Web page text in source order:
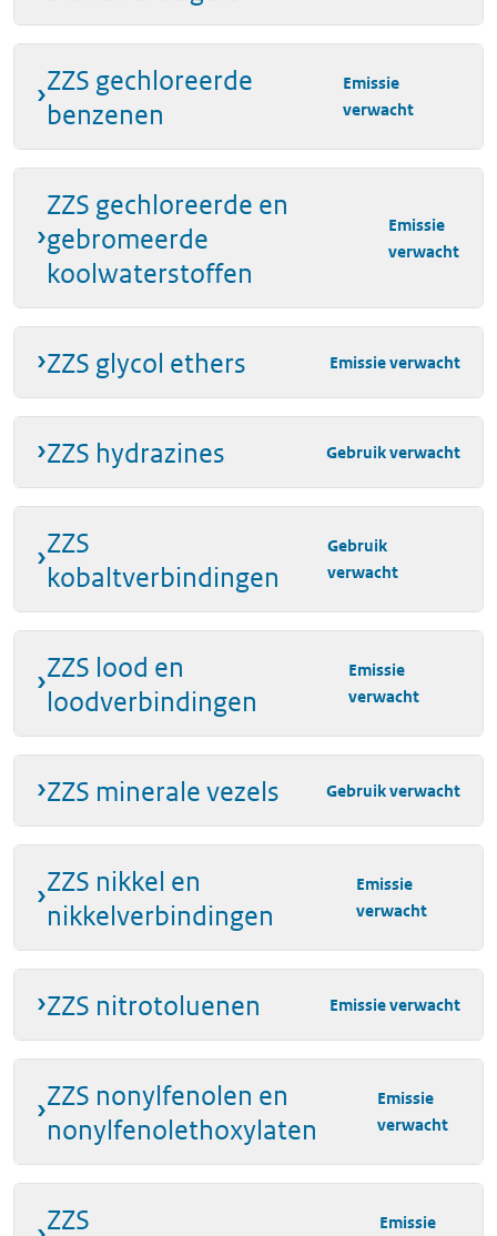
23-1
verwacht
ZZS gechloreerde
benzenen
Emissie
verwacht
ZZS gechloreerde en
gebromeerde
koolwaterstoffen
Emissie
verwacht
ZZS glycol ethers Emissie verwacht
ZZS hydrazines Gebruik verwacht
ZZS
kobaltverbindingen
Gebruik
verwacht
ZZS lood en
loodverbindingen
Emissie
verwacht
ZZS minerale vezels Gebruik verwacht
ZZS nikkel en
nikkelverbindingen
Emissie
verwacht
ZZS nitrotoluenen Emissie verwacht
ZZS nonylfenolen en
nonylfenolethoxylaten
Emissie
verwacht
ZZS
Emissie